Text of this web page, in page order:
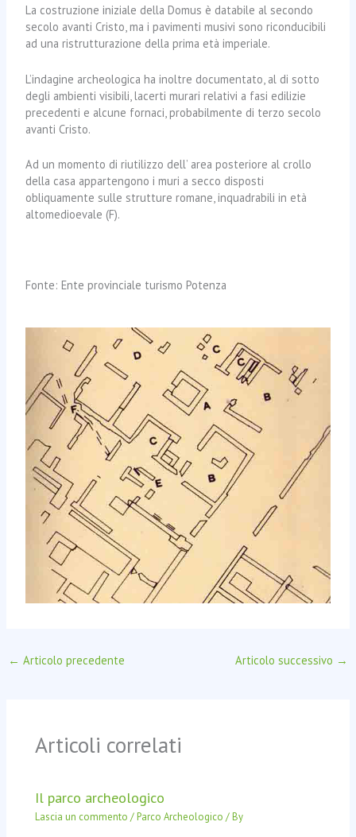
La costruzione iniziale della Domus è databile al secondo
secolo avanti Cristo, ma i pavimenti musivi sono riconducibili
ad una ristrutturazione della prima età imperiale.
L’indagine archeologica ha inoltre documentato, al di sotto
degli ambienti visibili, lacerti murari relativi a fasi edilizie
precedenti e alcune fornaci, probabilmente di terzo secolo
avanti Cristo.
Ad un momento di riutilizzo dell’ area posteriore al crollo
della casa appartengono i muri a secco disposti
obliquamente sulle strutture romane, inquadrabili in età
altomedioevale (F).
Fonte: Ente provinciale turismo Potenza
← Articolo precedente Articolo successivo →
Articoli correlati
Il parco archeologico
Lascia un commento /Parco Archeologico / By